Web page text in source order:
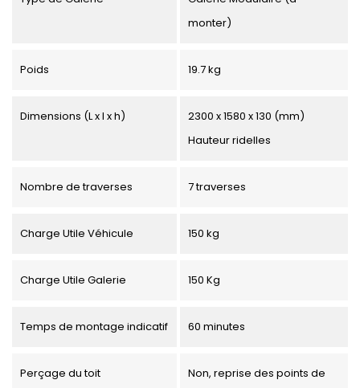
monter)
Poids 19.7 kg
Dimensions (L x l x h)
2300 x 1580 x 130 (mm)
Hauteur ridelles
Nombre de traverses 7 traverses
Charge Utile Véhicule 150 kg
Charge Utile Galerie 150 Kg
Temps de montage indicatif 60 minutes
Perçage du toit
Non, reprise des points de